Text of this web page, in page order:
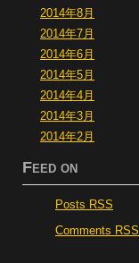
2014年8月
2014年7月
2014年6月
2014年5月
2014年4月
2014年3月
2014年2月
Feed on
Posts RSS
Comments RSS